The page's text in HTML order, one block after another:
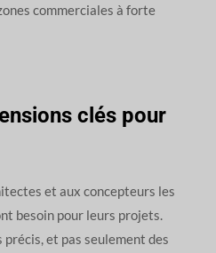
commerciales à forte
clés pour
et aux concepteurs les
besoin pour leurs projets.
précis, et pas seulement des